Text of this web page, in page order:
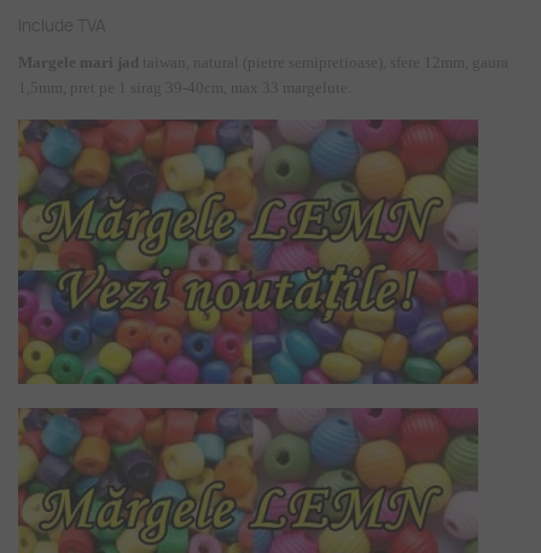
Include TVA
Margele mari jad taiwan, natural (pietre semipretioase), sfere 12mm, gaura
1,5mm, pret pe 1 sirag 39-40cm, max 33 margelute.